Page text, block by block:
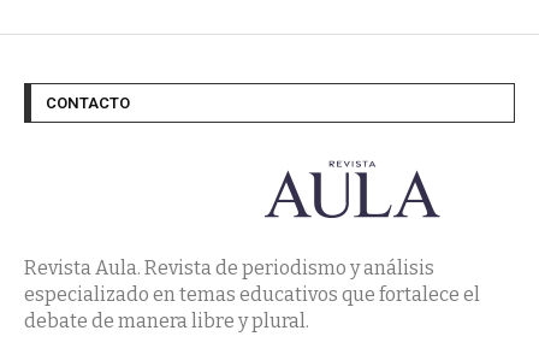
CONTACTO
Revista Aula. Revista de periodismo y análisis
especializado en temas educativos que fortalece el
debate de manera libre y plural.